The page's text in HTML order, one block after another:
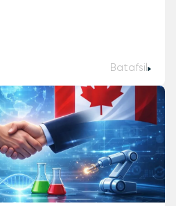
Batafsil